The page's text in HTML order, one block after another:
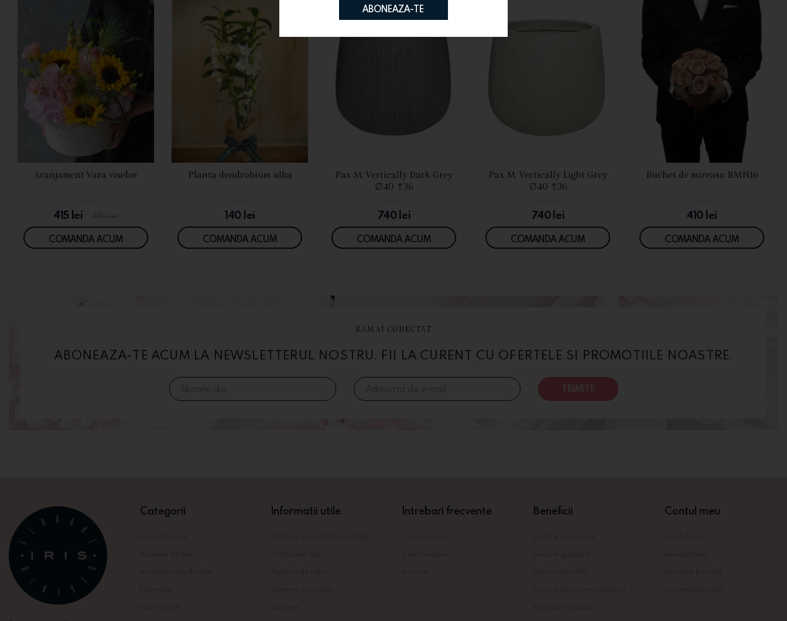
ABONEAZA-TE
VEZI DETALII
Aranjament Vara viselor
415 lei
COMANDA ACUM
VEZI DETALII
Planta dendrobium alba
140 lei
COMANDA ACUM
VEZI DETALII
Pax M, Vertically Dark Grey
∅40 ↑36
740 lei
COMANDA ACUM
VEZI DETALII
Pax M, Vertically Light Grey
∅40 ↑36
740 lei
COMANDA ACUM
VEZI DETALII
Buchet de mireasa BMN16
410 lei
COMANDA ACUM
RAMAI CONECTAT
ABONEAZA-TE ACUM LA NEWSLETTERUL NOSTRU. FII LA CURENT CU OFERTELE SI PROMOTIILE NOASTRE.
TRIMITE
Categorii Informatii utile Intrebari frecvente Beneficii Contul meu